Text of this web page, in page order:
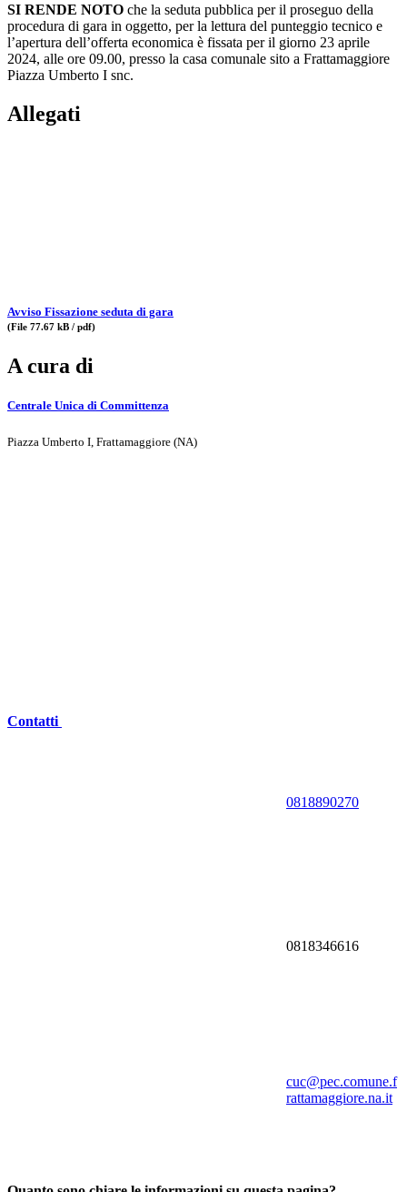
SI RENDE NOTO che la seduta pubblica per il proseguo della
procedura di gara in oggetto, per la lettura del punteggio tecnico e
l’apertura dell’offerta economica è fissata per il giorno 23 aprile
2024, alle ore 09.00, presso la casa comunale sito a Frattamaggiore
Piazza Umberto I snc.
Allegati
Avviso Fissazione seduta di gara
(File 77.67 kB / pdf)
A cura di
Centrale Unica di Committenza
Piazza Umberto I, Frattamaggiore (NA)
Contatti
0818890270
0818346616
cuc@pec.comune.f
rattamaggiore.na.it